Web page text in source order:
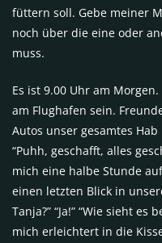
füttern soll. Gebe meiner
noch über die eine oder
muss.
Es ist 9.00 Uhr am
am Flughafen sein.
Autos unser gesamtes
“Puhh, geschafft, alles
mich eine halbe Stunde
einen letzten Blick in
Tanja?” “Ja!” “Wie sieht
mich erleichtert in die